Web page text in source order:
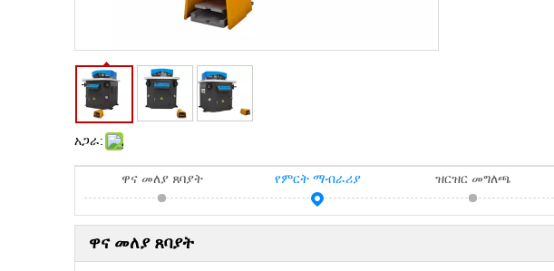
አጋራ:
ዋና መለያ ጸባያት የምርት ማብራሪያ ዝርዝር መግለጫ
ዋና መለያ ጸባያት